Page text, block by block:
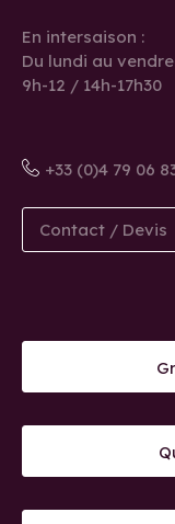
En intersaison :
Du lundi au
9h-12 / 14h-17h30
+33 (0)4 79 06
Contact / Devis